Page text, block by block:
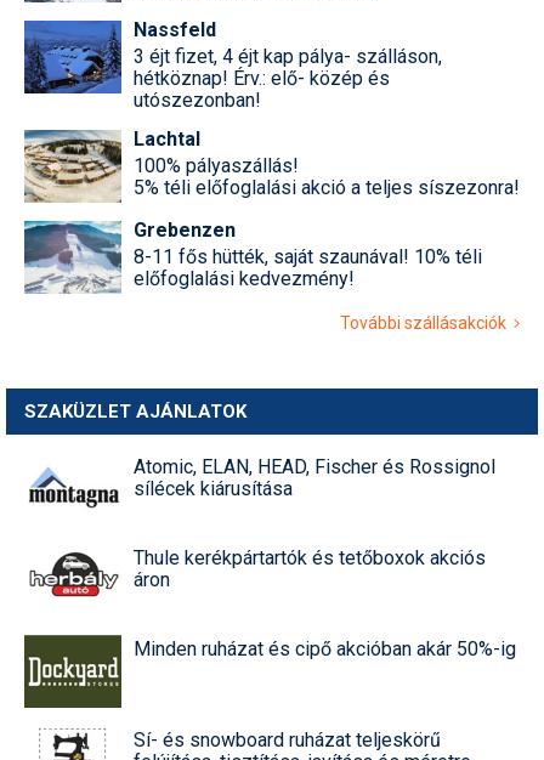
Nassfeld
3 éjt fizet, 4 éjt kap pálya- szálláson,
hétköznap! Érv.: elő- közép és
utószezonban!
Lachtal
100% pályaszállás!
5% téli előfoglalási akció a teljes síszezonra!
Grebenzen
8-11 fős hütték, saját szaunával! 10% téli
előfoglalási kedvezmény!
További szállásakciók
SZAKÜZLET AJÁNLATOK
Atomic, ELAN, HEAD, Fischer és Rossignol
sílécek kiárusítása
Thule kerékpártartók és tetőboxok akciós
áron
Minden ruházat és cipő akcióban akár 50%-ig
Sí- és snowboard ruházat teljeskörű